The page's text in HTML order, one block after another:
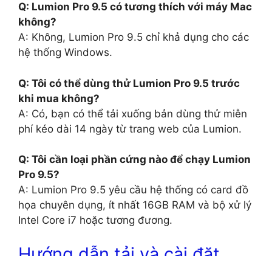
Q: Lumion Pro 9.5 có tương thích với máy Mac
không?
A: Không, Lumion Pro 9.5 chỉ khả dụng cho các
hệ thống Windows.
Q: Tôi có thể dùng thử Lumion Pro 9.5 trước
khi mua không?
A: Có, bạn có thể tải xuống bản dùng thử miễn
phí kéo dài 14 ngày từ trang web của Lumion.
Q: Tôi cần loại phần cứng nào để chạy Lumion
Pro 9.5?
A: Lumion Pro 9.5 yêu cầu hệ thống có card đồ
họa chuyên dụng, ít nhất 16GB RAM và bộ xử lý
Intel Core i7 hoặc tương đương.